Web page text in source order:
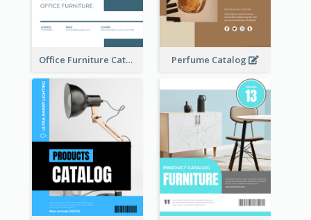
Office Furniture Catalog Perfume Catalog